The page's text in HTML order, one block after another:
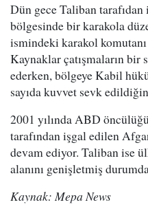
Dün gece Taliban
bölgesinde bir karakola
ismindeki karakol
Kaynaklar çatışmaların bir
ederken, bölgeye Kabil
sayıda kuvvet sevk
2001 yılında ABD
tarafından işgal edilen
devam ediyor. Taliban ise
alanını genişletmiş
Kaynak: Mepa News